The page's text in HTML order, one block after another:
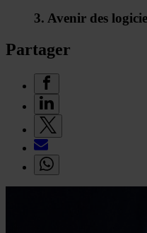
3. Avenir des
Partager